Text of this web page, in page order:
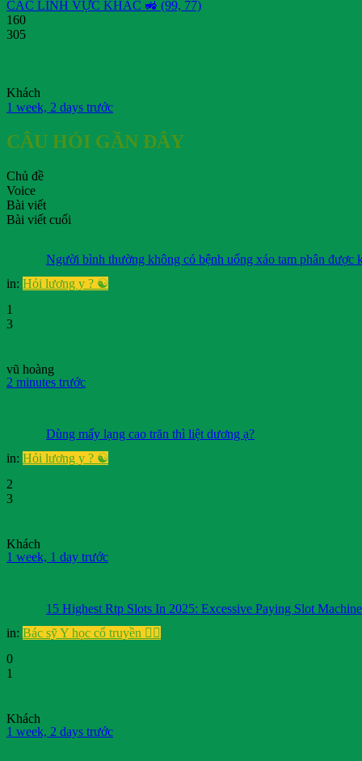
CÁC LĨNH VỰC KHÁC 🚜 (99, 77)
160
305
Khách
1 week, 2 days trước
CÂU HỎI GẦN ĐÂY
Chủ đề
Voice
Bài viết
Bài viết cuối
Người bình thường không có bệnh uống xáo tam phân được
in: Hỏi lương y ? ☯️
1
3
vũ hoàng
2 minutes trước
Dùng mấy lạng cao trăn thì liệt dương ạ?
in: Hỏi lương y ? ☯️
2
3
Khách
1 week, 1 day trước
15 Highest Rtp Slots In 2025: Excessive Paying Slot
in: Bác sỹ Y học cổ truyền 👨‍⚕️
0
1
Khách
1 week, 2 days trước